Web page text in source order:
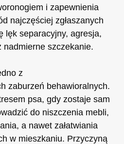
i zapewnienia
najczęściej zgłaszanych
lęk separacyjny, agresja,
nadmierne szczekanie.
z
zaburzeń behawioralnych.
psa, gdy zostaje sam
do niszczenia mebli,
a nawet załatwiania
w mieszkaniu. Przyczyną